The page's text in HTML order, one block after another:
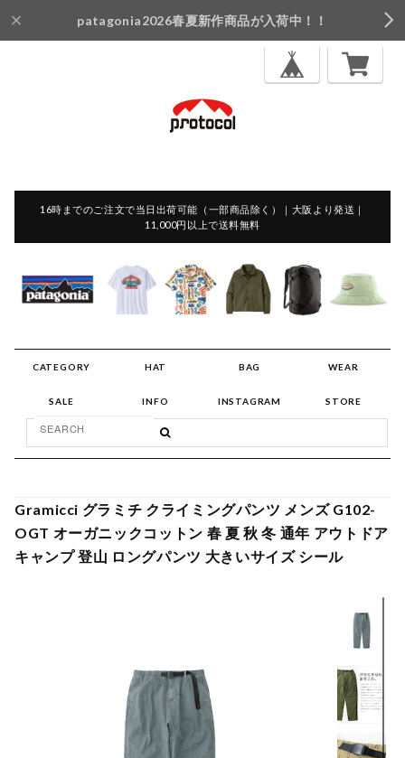
patagonia2026春夏新作商品が入荷中！！
16時までのご注文で当日出荷可能（一部商品除く）｜大阪より発送｜
11,000円以上で送料無料
CATEGORY HAT BAG WEAR
SALE INFO INSTAGRAM STORE
Gramicci グラミチ クライミングパンツ メンズ G102-
OGT オーガニックコットン 春 夏 秋 冬 通年 アウトドア
キャンプ 登山 ロングパンツ 大きいサイズ シール